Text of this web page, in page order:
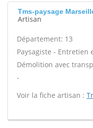
Tms-paysage
Artisan
Département: 13
Paysagiste - Entretien
Démolition avec
-
Voir la fiche artisan :